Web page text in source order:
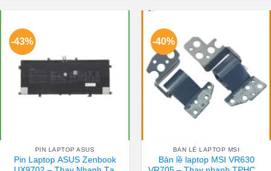
-43%
PIN LAPTOP ASUS
Pin Laptop ASUS Zenbook
-40%
BẢN LỀ LAPTOP MSI
Bản lề laptop MSI VR630